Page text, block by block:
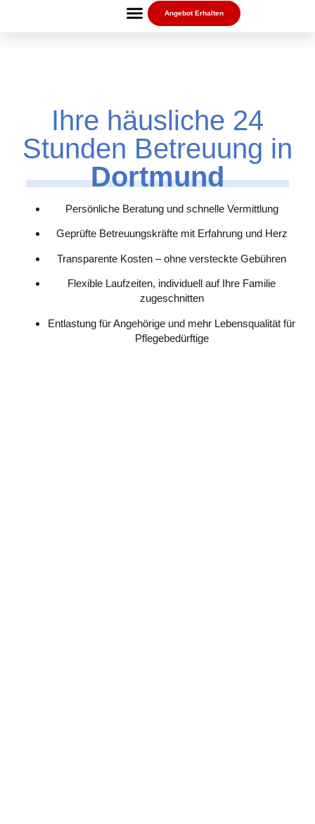
Angebot Erhalten
Ihre häusliche 24
Stunden Betreuung in
Dortmund
Persönliche Beratung und schnelle Vermittlung
Geprüfte Betreuungskräfte mit Erfahrung und Herz
Transparente Kosten – ohne versteckte Gebühren
Flexible Laufzeiten, individuell auf Ihre Familie
zugeschnitten
Entlastung für Angehörige und mehr Lebensqualität für
Pflegebedürftige